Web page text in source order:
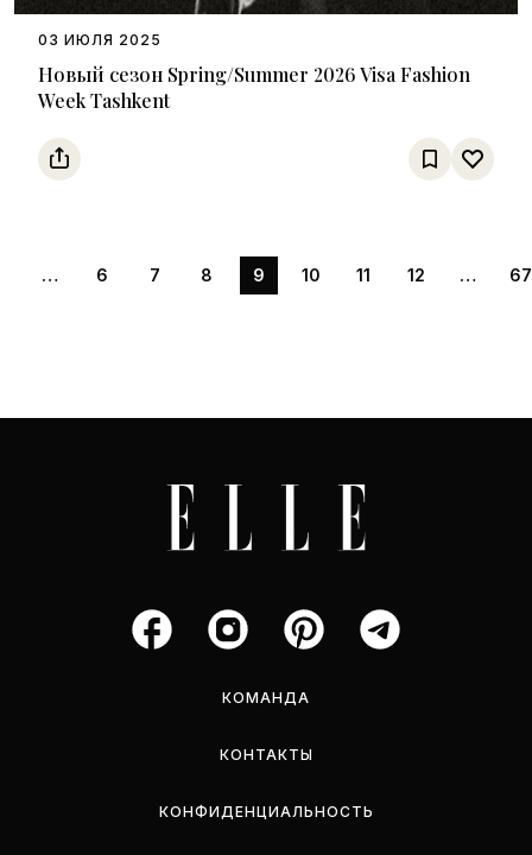
Новый сезон Spring/Summer 2026 Visa Fashion
Week Tashkent
03 ИЮЛЯ 2025
… 6 7 8 9 10 11 12 … 67
КОМАНДА
КОНТАКТЫ
КОНФИДЕНЦИАЛЬНОСТЬ